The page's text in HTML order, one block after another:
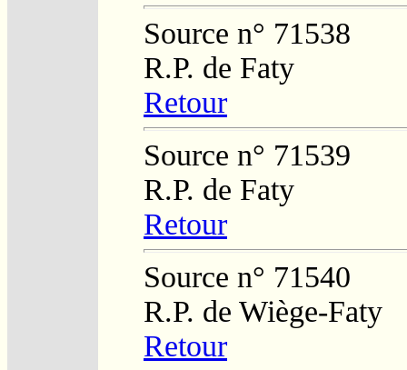
Source n° 71538
R.P. de Faty
Retour
Source n° 71539
R.P. de Faty
Retour
Source n° 71540
R.P. de Wiège-Faty
Retour